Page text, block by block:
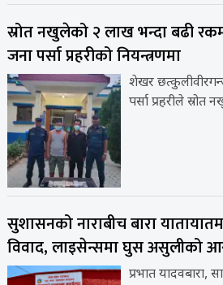
स्रोत नखुलेको २ लाख भन्दा बढी
जना पर्सा प्रहरीको नियन्त्रणमा
शेखर
पर्सा प्रहरीले स्रोत
सुशासनको नाराबीच बारा
विवाद, लाइसेन्समा घुस असुलीको
प्रभात यादवबारा,